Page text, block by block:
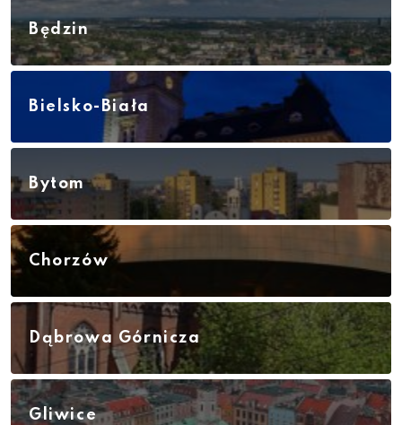
Będzin
Bielsko-Biała
Bytom
Chorzów
Dąbrowa Górnicza
Gliwice